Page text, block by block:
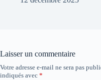
Laisser un commentaire
Votre adresse e-mail ne sera pas
indiqués avec *